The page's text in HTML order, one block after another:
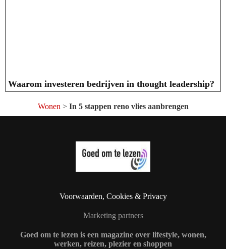
Waarom investeren bedrijven in thought leadership?
Wonen > In 5 stappen reno vlies aanbrengen
Voorwaarden, Cookies & Privacy
Marketing partners
Goed om te lezen is een magazine over lifestyle, wonen,
werken, reizen, plezier en shoppen